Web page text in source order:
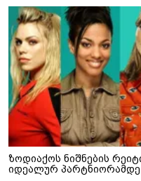
ზოდიაქოს ნიშნების
იდეალურ პარტნიორამდე